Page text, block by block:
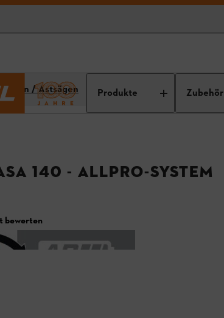
Produkte Zubehör
/ Astsägen
140 - ALLPRO-System
bewerten